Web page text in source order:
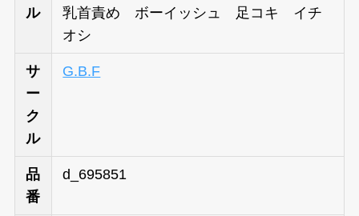
ル
乳首責め ボーイッシュ 足コキ イチ
オシ
サ
ー
ク
ル
G.B.F
品
番
d_695851